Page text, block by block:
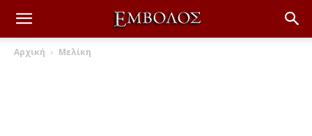
Αρχική Μελίκη